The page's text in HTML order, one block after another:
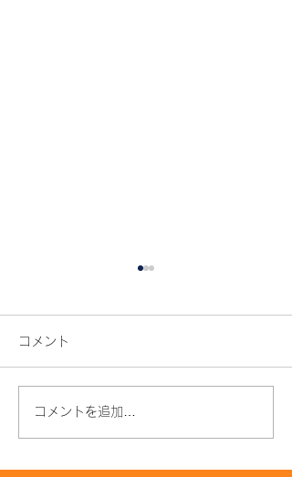
夏の終わりが髪の分かれ
コメント
コメントを追加…